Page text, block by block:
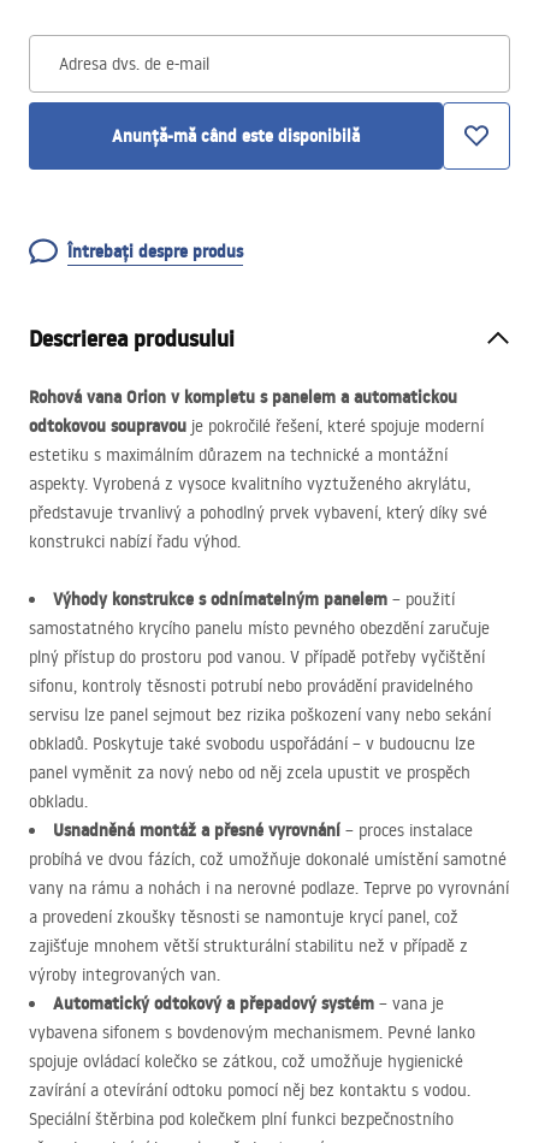
Adresa dvs. de e-mail
Anunță-mă când este disponibilă
Întrebați despre produs
Descrierea produsului
Rohová vana Orion v kompletu s panelem a automatickou
odtokovou soupravou je pokročilé řešení, které spojuje moderní
estetiku s maximálním důrazem na technické a montážní
aspekty. Vyrobená z vysoce kvalitního vyztuženého akrylátu,
představuje trvanlivý a pohodlný prvek vybavení, který díky své
konstrukci nabízí řadu výhod.
Výhody konstrukce s odnímatelným panelem – použití
samostatného krycího panelu místo pevného obezdění zaručuje
plný přístup do prostoru pod vanou. V případě potřeby vyčištění
sifonu, kontroly těsnosti potrubí nebo provádění pravidelného
servisu lze panel sejmout bez rizika poškození vany nebo sekání
obkladů. Poskytuje také svobodu uspořádání – v budoucnu lze
panel vyměnit za nový nebo od něj zcela upustit ve prospěch
obkladu.
Usnadněná montáž a přesné vyrovnání – proces instalace
probíhá ve dvou fázích, což umožňuje dokonalé umístění samotné
vany na rámu a nohách i na nerovné podlaze. Teprve po vyrovnání
a provedení zkoušky těsnosti se namontuje krycí panel, což
zajišťuje mnohem větší strukturální stabilitu než v případě z
výroby integrovaných van.
Automatický odtokový a přepadový systém – vana je
vybavena sifonem s bovdenovým mechanismem. Pevné lanko
spojuje ovládací kolečko se zátkou, což umožňuje hygienické
zavírání a otevírání odtoku pomocí něj bez kontaktu s vodou.
Speciální štěrbina pod kolečkem plní funkci bezpečnostního